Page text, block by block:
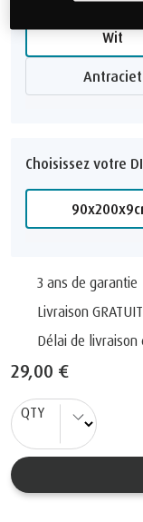
Wit
Antraciet
Choisissez votre
3 ans de garantie
Livraison
Délai de livraison
29,00 €
QTY